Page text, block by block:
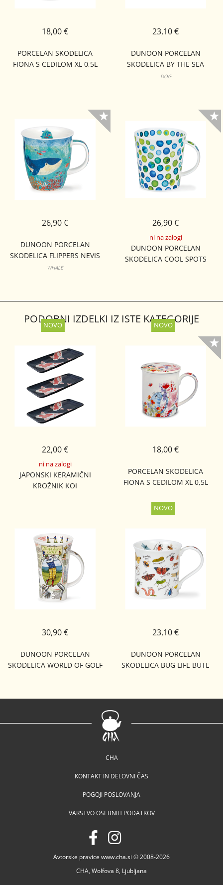
PORCELAN SKODELICA
FIONA S CEDILOM XL 0,5L
18,00 €
DUNOON PORCELAN
SKODELICA BY THE SEA
BUTE
DOG
23,10 €
DUNOON PORCELAN
SKODELICA FLIPPERS NEVIS
WHALE
26,90 €
ni na zalogi
DUNOON PORCELAN
SKODELICA COOL SPOTS
26,90 €
PODOBNI IZDELKI IZ ISTE KATEGORIJE
ni na zalogi
JAPONSKI KERAMIČNI
KROŽNIK KOI
22,00 €
PORCELAN SKODELICA
FIONA S CEDILOM XL 0,5L
18,00 €
DUNOON PORCELAN
SKODELICA WORLD OF GOLF
30,90 €
DUNOON PORCELAN
SKODELICA BUG LIFE BUTE
23,10 €
CHA
KONTAKT IN DELOVNI ČAS
POGOJI POSLOVANJA
VARSTVO OSEBNIH PODATKOV
Avtorske pravice www.cha.si © 2008-2026
CHA, Wolfova 8, Ljubljana